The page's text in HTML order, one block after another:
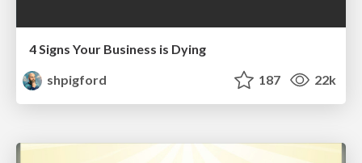
4 Signs Your Business is Dying
shpigford
187 22k